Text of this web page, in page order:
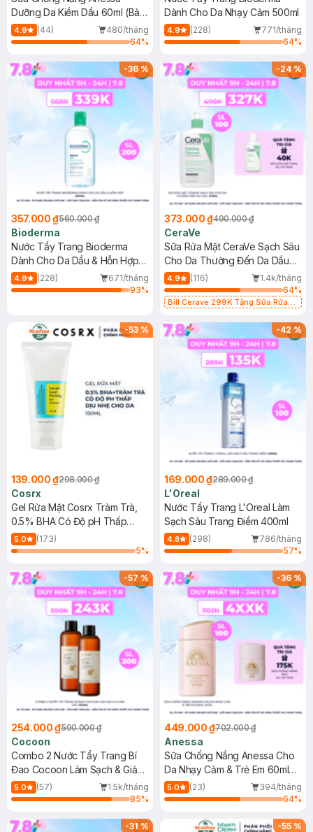
Dưỡng Da Kiềm Dầu 60ml (Bản
Mới)
4.9 (44)
480/tháng
64%
Dành Cho Da Nhạy Cảm 500ml
4.9 (228)
771/tháng
64%
-36%
357.000 ₫560.000 ₫
Bioderma
Nước Tẩy Trang Bioderma
Dành Cho Da Dầu & Hỗn Hợp
500ml
4.9 (228)
671/tháng
93%
-24%
373.000 ₫490.000 ₫
CeraVe
Sữa Rửa Mặt CeraVe Sạch Sâu
Cho Da Thường Đến Da Dầu
473ml
4.9 (116)
1.4k/tháng
64%
Bill Cerave 299K Tặng Sữa Rửa
-53 %
139.000 ₫298.000 ₫
Cosrx
Gel Rửa Mặt Cosrx Tràm Trà,
0.5% BHA Có Độ pH Thấp
150ml
5.0
(173)
5%
-42%
169.000 ₫289.000 ₫
L'Oreal
Nước Tẩy Trang L'Oreal Làm
Sạch Sâu Trang Điểm 400ml
4.8 (298)
786/tháng
57%
-57%
254.000 ₫590.000 ₫
Cocoon
Combo 2 Nước Tẩy Trang Bí
Đao Cocoon Làm Sạch & Giảm
Dầu 500ml
5.0 (57)
1.5k/tháng
85%
-36%
449.000 ₫702.000 ₫
Anessa
Sữa Chống Nắng Anessa Cho
Da Nhạy Cảm & Trẻ Em 60ml
(Mới)
5.0 (23)
394/tháng
64%
-31% -55 %